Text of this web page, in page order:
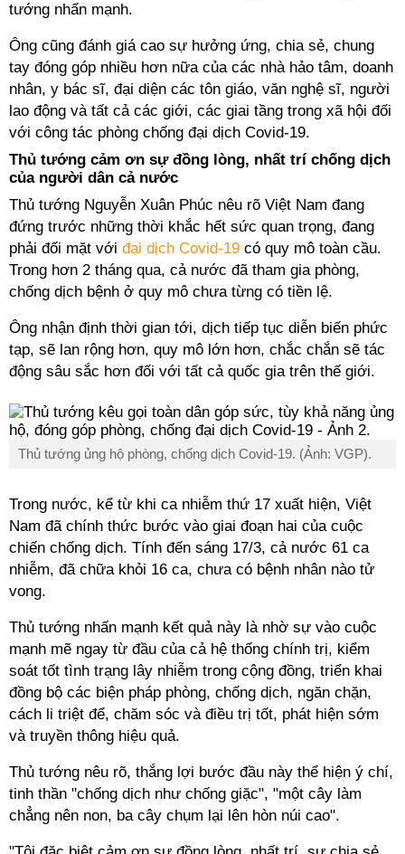
tướng nhấn mạnh.
Ông cũng đánh giá cao sự hưởng ứng, chia sẻ, chung
tay đóng góp nhiều hơn nữa của các nhà hảo tâm, doanh
nhân, y bác sĩ, đại diện các tôn giáo, văn nghệ sĩ, người
lao động và tất cả các giới, các giai tầng trong xã hội đối
với công tác phòng chống đại dịch Covid-19.
Thủ tướng cảm ơn sự đồng lòng, nhất trí chống dịch
của người dân cả nước
Thủ tướng Nguyễn Xuân Phúc nêu rõ Việt Nam đang
đứng trước những thời khắc hết sức quan trọng, đang
phải đối mặt với đại dịch Covid-19 có quy mô toàn cầu.
Trong hơn 2 tháng qua, cả nước đã tham gia phòng,
chống dịch bệnh ở quy mô chưa từng có tiền lệ.
Ông nhận định thời gian tới, dịch tiếp tục diễn biến phức
tạp, sẽ lan rộng hơn, quy mô lớn hơn, chắc chắn sẽ tác
động sâu sắc hơn đối với tất cả quốc gia trên thế giới.
Thủ tướng ủng hộ phòng, chống dịch Covid-19. (Ảnh: VGP).
Trong nước, kể từ khi ca nhiễm thứ 17 xuất hiện, Việt
Nam đã chính thức bước vào giai đoạn hai của cuộc
chiến chống dịch. Tính đến sáng 17/3, cả nước 61 ca
nhiễm, đã chữa khỏi 16 ca, chưa có bệnh nhân nào tử
vong.
Thủ tướng nhấn mạnh kết quả này là nhờ sự vào cuộc
mạnh mẽ ngay từ đầu của cả hệ thống chính trị, kiểm
soát tốt tình trạng lây nhiễm trong cộng đồng, triển khai
đồng bộ các biện pháp phòng, chống dịch, ngăn chặn,
cách li triệt để, chăm sóc và điều trị tốt, phát hiện sớm
và truyền thông hiệu quả.
Thủ tướng nêu rõ, thắng lợi bước đầu này thể hiện ý chí,
tinh thần "chống dịch như chống giặc", "một cây làm
chẳng nên non, ba cây chụm lại lên hòn núi cao".